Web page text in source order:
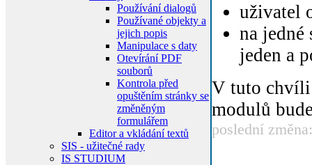
Používání dialogů
Používané objekty a
jejich popis
Manipulace s daty
Otevírání PDF
souborů
Kontrola před
opuštěním stránky se
změněným
formulářem
Editor a vkládání textů
SIS - užitečné rady
IS STUDIUM
uživatel
na jedné
jeden a
V tuto
modulů
poslední